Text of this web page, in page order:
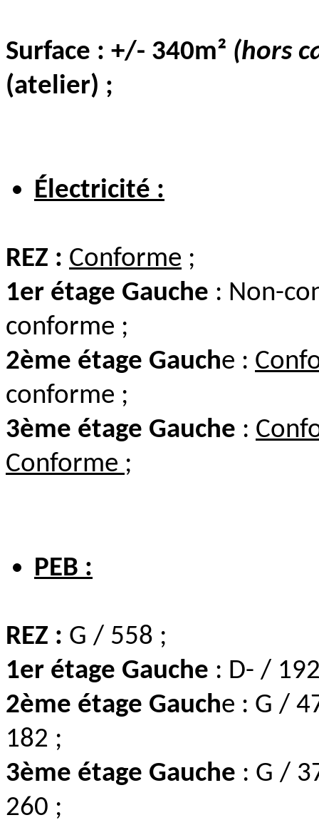
Surface : +/- 340m² (hors
(atelier) ;
Électricité :
REZ : Conforme ;
1er étage Gauche : Non-
conforme ;
2ème étage Gauche :
conforme ;
3ème étage Gauche :
Conforme ;
PEB :
REZ : G / 558 ;
1er étage Gauche : D- /
2ème étage Gauche : G /
182 ;
3ème étage Gauche : G /
260 ;